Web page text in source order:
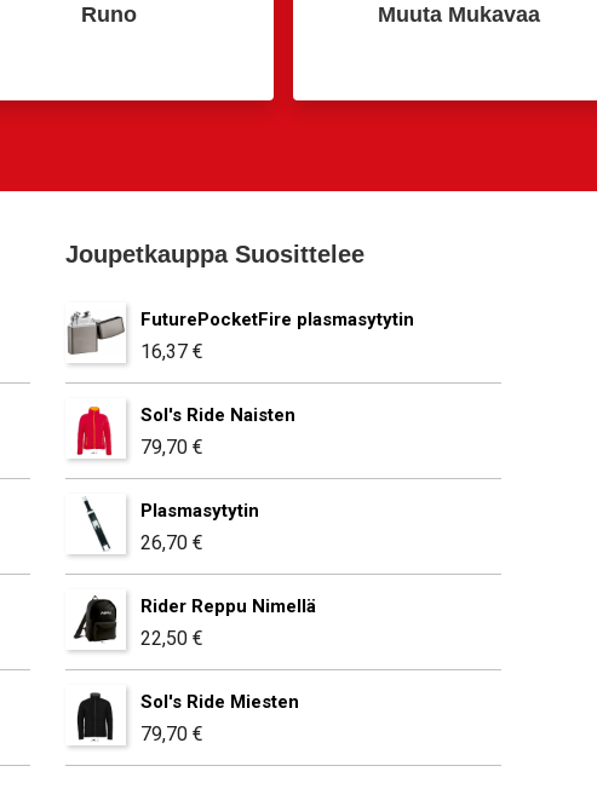
Runo Muuta Mukavaa
Joupetkauppa Suosittelee
FuturePocketFire plasmasytytin
16,37 €
Sol's Ride Naisten
79,70 €
Plasmasytytin
26,70 €
Rider Reppu Nimellä
22,50 €
Sol's Ride Miesten
79,70 €